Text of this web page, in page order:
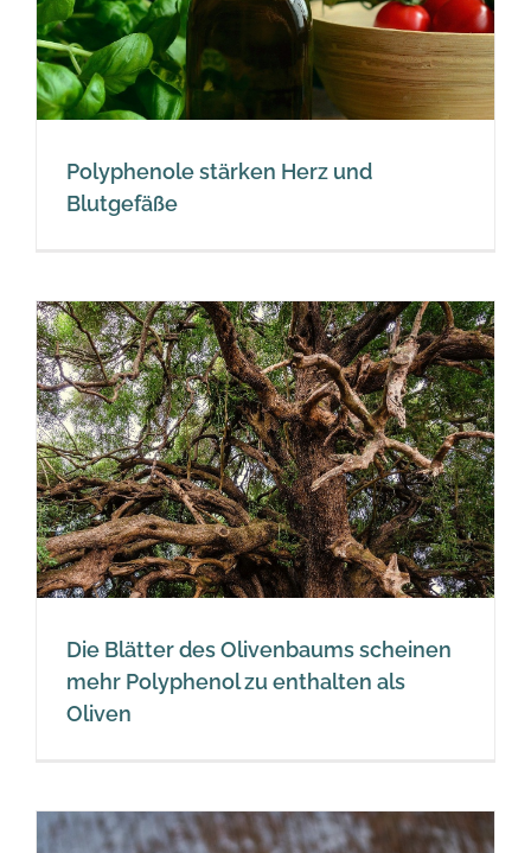
Polyphenole stärken Herz und
Blutgefäße
Die Blätter des Olivenbaums scheinen
mehr Polyphenol zu enthalten als
Oliven